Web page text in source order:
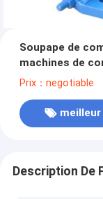
Soupape de
machines de
Prix：negotiable
Description De